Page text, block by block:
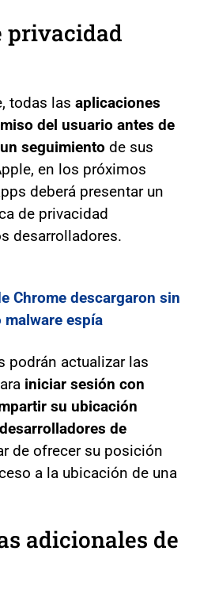
privacidad
todas las aplicaciones
del usuario antes de
seguimiento de sus
en los próximos
deberá presentar un
de privacidad
desarrolladores.
Chrome descargaron sin
espía
podrán actualizar las
iniciar sesión con
su ubicación
de
de ofrecer su posición
a la ubicación de una
adicionales de